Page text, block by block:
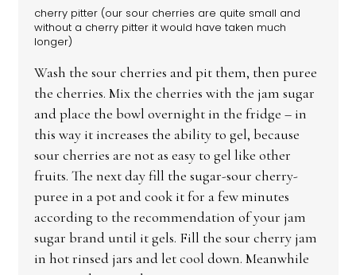
cherry pitter (our sour cherries are quite small and
without a cherry pitter it would have taken much
longer)
Wash the sour cherries and pit them, then puree
the cherries. Mix the cherries with the jam sugar
and place the bowl overnight in the fridge – in
this way it increases the ability to gel, because
sour cherries are not as easy to gel like other
fruits. The next day fill the sugar-sour cherry-
puree in a pot and cook it for a few minutes
according to the recommendation of your jam
sugar brand until it gels. Fill the sour cherry jam
in hot rinsed jars and let cool down. Meanwhile